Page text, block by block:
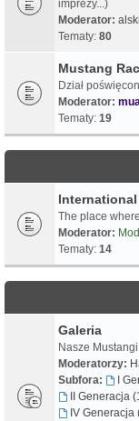
imprezy...)
Moderator: alski
Tematy: 80
Mustang
Dział
Moderator:
Tematy: 19
International
The place
Moderator:
Tematy: 14
Galeria
Nasze Mustangi
Moderatorzy:
Subfora:
I
II Generacja
IV Generacja